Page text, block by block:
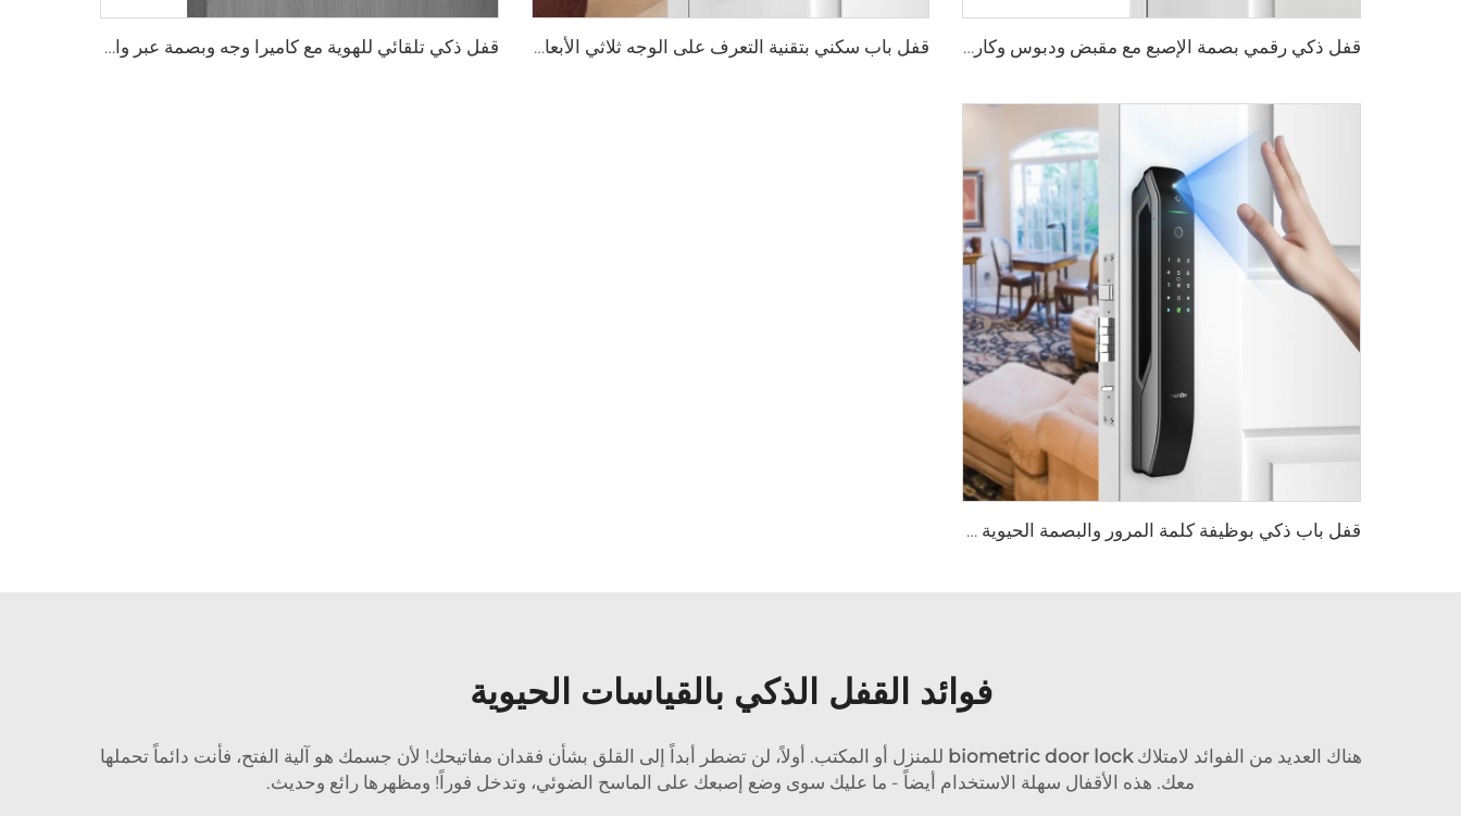
قفل ذكي رقمي بصمة الإصبع مع مقبض ودبوس وكارت Tenon E3 قفل باب سكني بتقنية التعرف على الوجه ثلاثي الأبعاد والبصمة Tenon A6 Pro قفل ذكي تلقائي للهوية مع كاميرا وجه وبصمة عبر واي فاي Tuya Tenon A9 Pro
قفل باب ذكي بوظيفة كلمة المرور والبصمة الحيوية Tenon A6 Pro
فوائد القفل الذكي بالقياسات الحيوية
هناك العديد من الفوائد لامتلاكbiometric door lock للمنزل أو المكتب. أولاً، لن تضطر أبداً إلى القلق بشأن فقدان مفاتيحك! لأن جسمك هو آلية الفتح، فأنت دائماً تحملها
معك. هذه الأقفال سهلة الاستخدام أيضاً - ما عليك سوى وضع إصبعك على الماسح الضوئي، وتدخل فوراً! ومظهرها رائع وحديث.